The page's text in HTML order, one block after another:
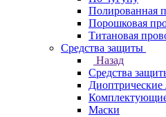
Полированная
Порошковая
Титановая
Средства защиты
Назад
Средства
Маски